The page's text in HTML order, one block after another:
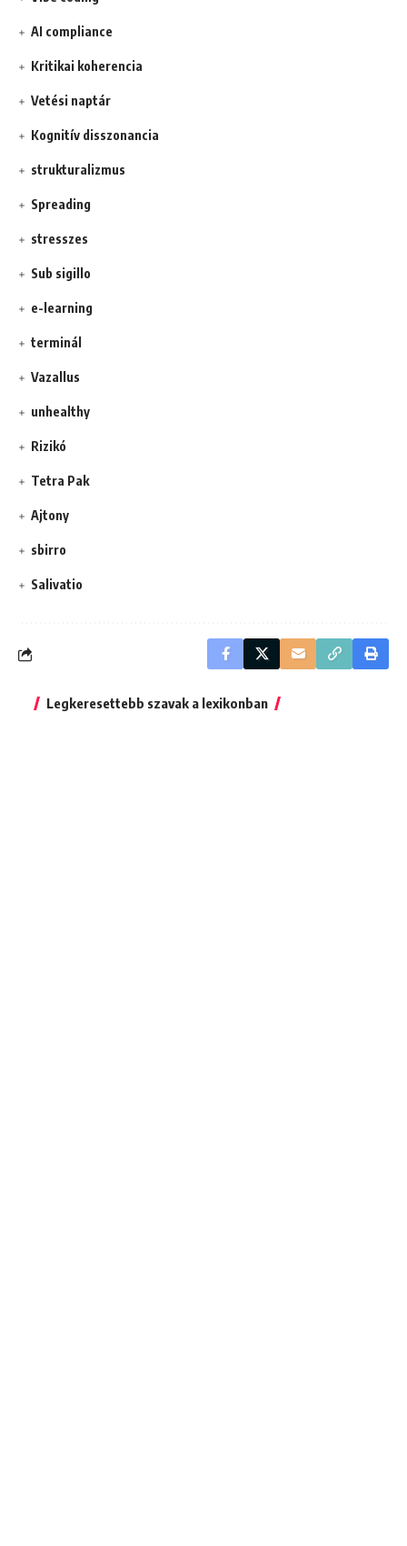
AI compliance
Kritikai koherencia
Vetési naptár
Kognitív disszonancia
strukturalizmus
Spreading
stresszes
Sub sigillo
e-learning
terminál
Vazallus
unhealthy
Rizikó
Tetra Pak
Ajtony
sbirro
Salivatio
Legkeresettebb szavak a lexikonban